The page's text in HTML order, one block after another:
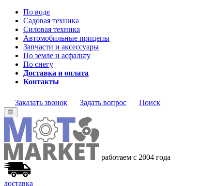
По воде
Садовая техника
Силовая техника
Автомобильные прицепы
Запчасти и аксессуары
По земле и асфальту
По снегу
Доставка и оплата
Контакты
Заказать звонок Задать вопрос Поиск
☰
работаем с 2004 года
доставка